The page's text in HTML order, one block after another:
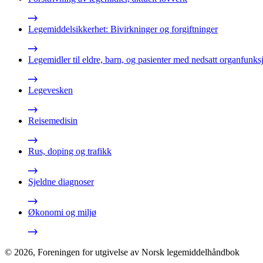
Legemiddelsikkerhet: Bivirkninger og forgiftninger
Legemidler til eldre, barn, og pasienter med nedsatt
Legevesken
Reisemedisin
Rus, doping og trafikk
Sjeldne diagnoser
Økonomi og miljø
© 2026, Foreningen for utgivelse av Norsk legemiddelhåndbok